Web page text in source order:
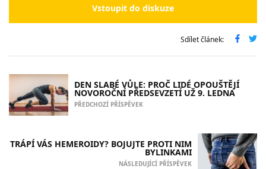
Vstoupit do diskuze
Sdílet článek:
DEN SLABÉ VŮLE: PROČ LIDÉ OPOUŠTĚJÍ
NOVOROČNÍ PŘEDSEVZETÍ UŽ 9. LEDNA
PŘEDCHOZÍ PŘÍSPĚVEK
TRÁPÍ VÁS HEMEROIDY? BOJUJTE PROTI NIM
BYLINKAMI
NÁSLEDUJÍCÍ PŘÍSPĚVEK